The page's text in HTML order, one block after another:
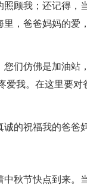
照顾我；还记得
，爸爸妈妈的爱
们仿佛是加油站
爱我。在这里要
的祝福我的爸爸
秋节快点到来。